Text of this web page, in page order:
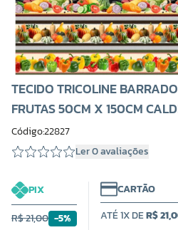
TECIDO TRICOLINE
FRUTAS 50CM X 150CM
Código:22827
Ler 0 avaliações
PIX
R$ 21,00 -5%
CARTÃO
ATÉ 1X DER$